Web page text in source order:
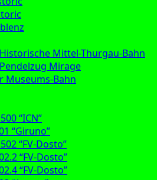
Mittel-Thurgau-Bahn
Mirage
Museums-Bahn
“ICN”
“Giruno”
“FV-Dosto”
“FV-Dosto”
“FV-Dosto”